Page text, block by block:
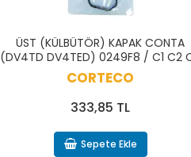
ÜST (KÜLBÜTÖR) KAPAK CONTA
(DV4TD DV4TED) 0249F8 / C1 C2
NEMO XSARA 107 206 207 307 BİPPER
CORTECO
333,85 TL
Sepete Ekle